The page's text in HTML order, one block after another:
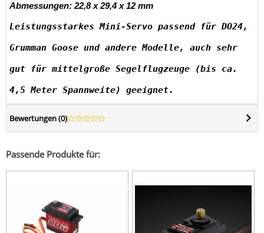
Abmessungen: 22,8 x 29,4 x 12 mm
Leistungsstarkes Mini-Servo passend für DO24,
Grumman Goose und andere Modelle, auch sehr
gut für mittelgroße Segelflugzeuge (bis ca.
4,5 Meter Spannweite) geeignet.
Bewertungen (0)
Passende Produkte für: